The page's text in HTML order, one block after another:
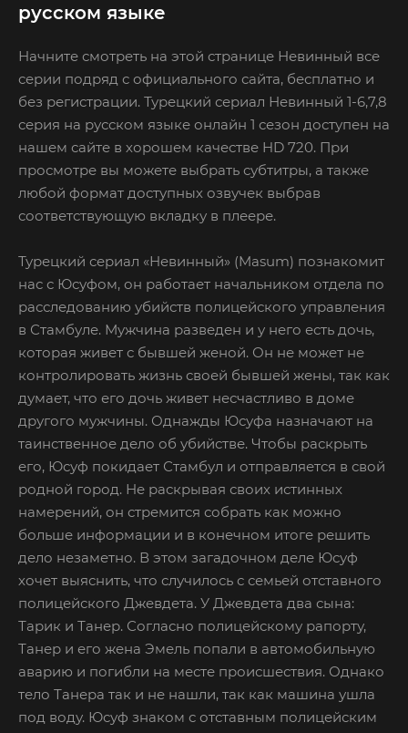
русском языке
Начните смотреть на этой странице Невинный все
серии подряд с официального сайта, бесплатно и
без регистрации. Турецкий сериал Невинный 1-6,7,8
серия на русском языке онлайн 1 сезон доступен на
нашем сайте в хорошем качестве HD 720. При
просмотре вы можете выбрать субтитры, а также
любой формат доступных озвучек выбрав
соответствующую вкладку в плеере.
Турецкий сериал «Невинный» (Masum) познакомит
нас с Юсуфом, он работает начальником отдела по
расследованию убийств полицейского управления
в Стамбуле. Мужчина разведен и у него есть дочь,
которая живет с бывшей женой. Он не может не
контролировать жизнь своей бывшей жены, так как
думает, что его дочь живет несчастливо в доме
другого мужчины. Однажды Юсуфа назначают на
таинственное дело об убийстве. Чтобы раскрыть
его, Юсуф покидает Стамбул и отправляется в свой
родной город. Не раскрывая своих истинных
намерений, он стремится собрать как можно
больше информации и в конечном итоге решить
дело незаметно. В этом загадочном деле Юсуф
хочет выяснить, что случилось с семьей отставного
полицейского Джевдета. У Джевдета два сына:
Тарик и Танер. Согласно полицейскому рапорту,
Танер и его жена Эмель попали в автомобильную
аварию и погибли на месте происшествия. Однако
тело Танера так и не нашли, так как машина ушла
под воду. Юсуф знаком с отставным полицейским